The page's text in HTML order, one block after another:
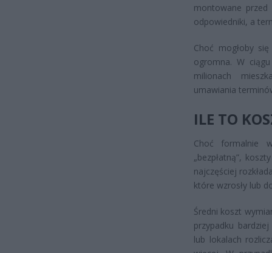
montowane
odpowiedniki, a
Choć mogłoby
ogromna. W
milionach
umawiania
ILE TO
Choć formalnie
„bezpłatną”,
najczęściej
które wzrosły lub
Średni koszt
przypadku
lub lokalach